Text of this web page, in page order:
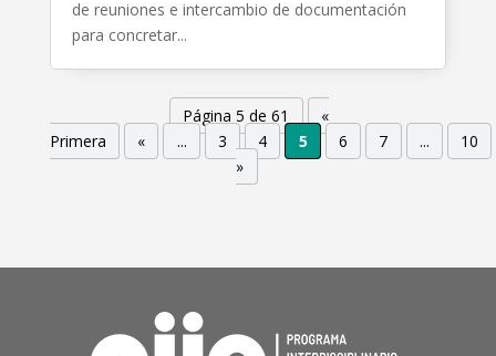
de reuniones e intercambio de documentación
para concretar...
Página 5 de 61
«
Primera
« ... 3 4 5 6 7 ...
10
»